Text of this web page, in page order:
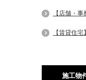
【店舗・
【賃貸住
施工物